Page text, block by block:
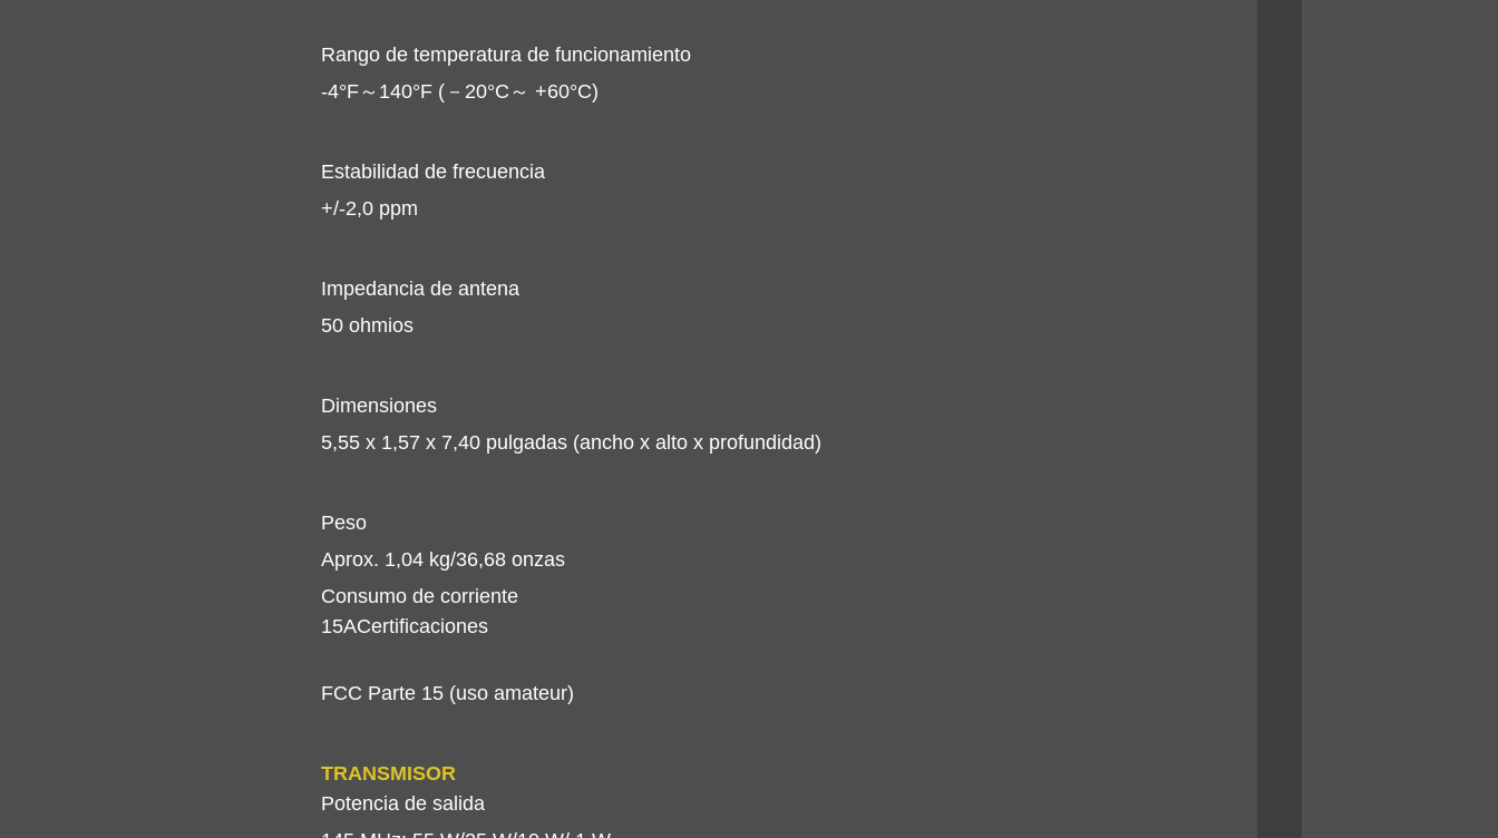
Rango de temperatura de funcionamiento
-4°F～140°F (－20°C～ +60°C)
Estabilidad de frecuencia
+/-2,0 ppm
Impedancia de antena
50 ohmios
Dimensiones
5,55 x 1,57 x 7,40 pulgadas (ancho x alto x profundidad)
Peso
Aprox. 1,04 kg/36,68 onzas
Consumo de corriente
15ACertificaciones
FCC Parte 15 (uso amateur)
TRANSMISOR
Potencia de salida